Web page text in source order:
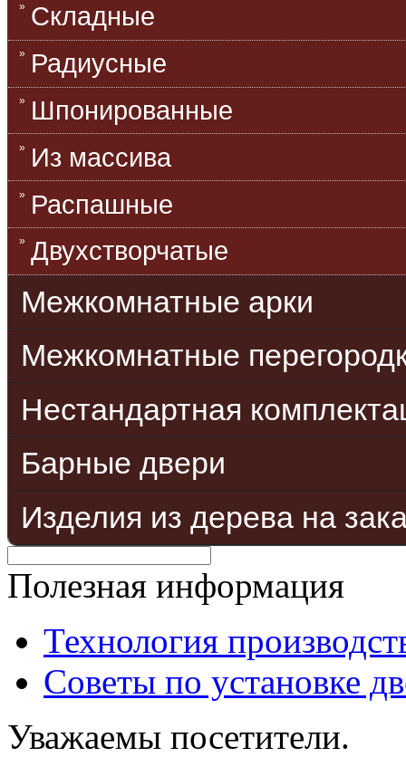
Складные
Радиусные
Шпонированные
Из массива
Распашные
Двухстворчатые
Межкомнатные арки
Межкомнатные
Нестандартная
Барные двери
Изделия из дерева на
Полезная информация
Технология
Советы по установке
Уважаемы посетители.